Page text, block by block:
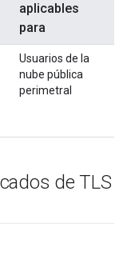
aplicables
para
Usuarios de la
nube pública
perimetral
de TLS